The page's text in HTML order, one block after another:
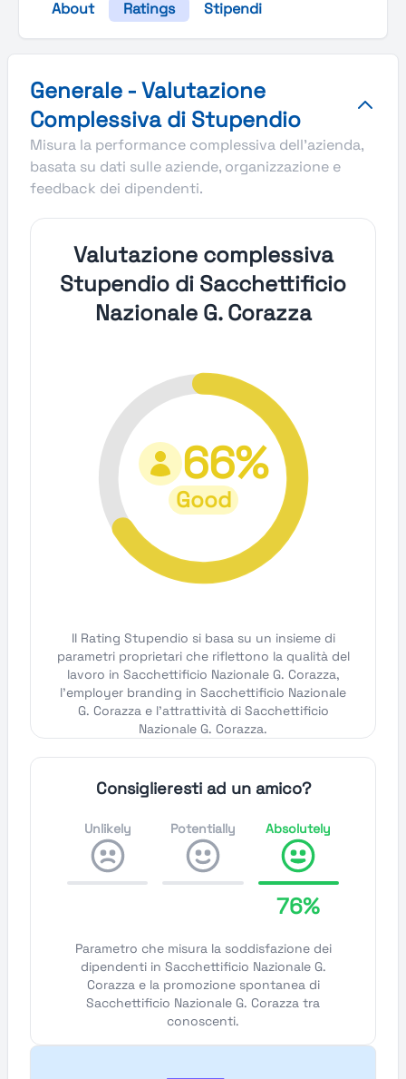
About Ratings Stipendi
Generale - Valutazione
Complessiva di Stupendio
Misura la performance complessiva dell'azienda,
basata su dati sulle aziende, organizzazione e
feedback dei dipendenti.
Valutazione complessiva
Stupendio di Sacchettificio
Nazionale G. Corazza
66%
Good
Il Rating Stupendio si basa su un insieme di
parametri proprietari che riflettono la qualità del
lavoro in Sacchettificio Nazionale G. Corazza,
l'employer branding in Sacchettificio Nazionale
G. Corazza e l'attrattività di Sacchettificio
Nazionale G. Corazza.
Consiglieresti ad un amico?
Unlikely Potentially Absolutely
76%
Parametro che misura la soddisfazione dei
dipendenti in Sacchettificio Nazionale G.
Corazza e la promozione spontanea di
Sacchettificio Nazionale G. Corazza tra
conoscenti.